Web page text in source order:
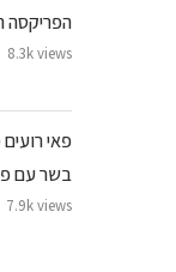
הפריקסה
8.3k views
פאי
בשר עם
7.9k views